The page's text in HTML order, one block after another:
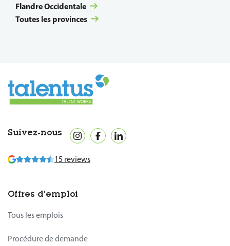
Flandre Occidentale
Toutes les provinces
Suivez-nous
15 reviews
Offres d’emploi
Tous les emplois
Procédure de demande